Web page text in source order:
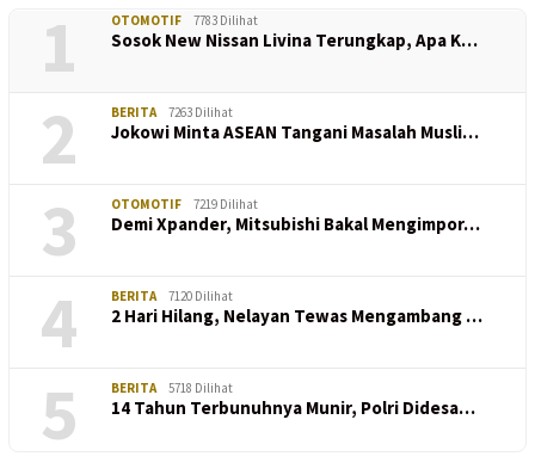
1 OTOMOTIF 7783 Dilihat
Sosok New Nissan Livina Terungkap, Apa K…
2 BERITA 7263 Dilihat
Jokowi Minta ASEAN Tangani Masalah Musli…
3 OTOMOTIF 7219 Dilihat
Demi Xpander, Mitsubishi Bakal Mengimpor…
4 BERITA 7120 Dilihat
2 Hari Hilang, Nelayan Tewas Mengambang …
5 BERITA 5718 Dilihat
14 Tahun Terbunuhnya Munir, Polri Didesa…